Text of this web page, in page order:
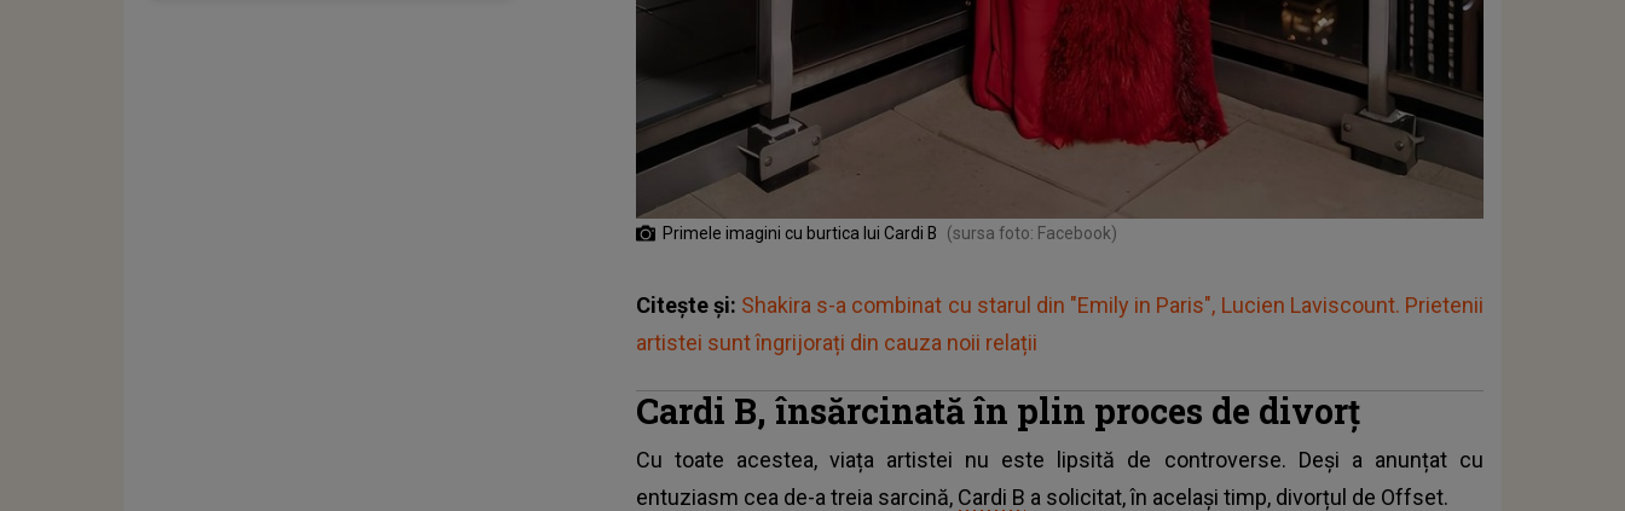
Primele imagini cu burtica lui Cardi B (sursa foto: Facebook)
Citește și: Shakira s-a combinat cu starul din "Emily in Paris", Lucien Laviscount. Prietenii
artistei sunt îngrijorați din cauza noii relații
Cardi B, însărcinată în plin proces de divorț
Cu toate acestea, viața artistei nu este lipsită de controverse. Deși a anunțat cu
entuziasm cea de-a treia sarcină, Cardi B a solicitat, în același timp, divorțul de Offset.